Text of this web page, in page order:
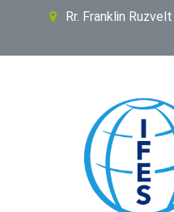
Rr. Franklin